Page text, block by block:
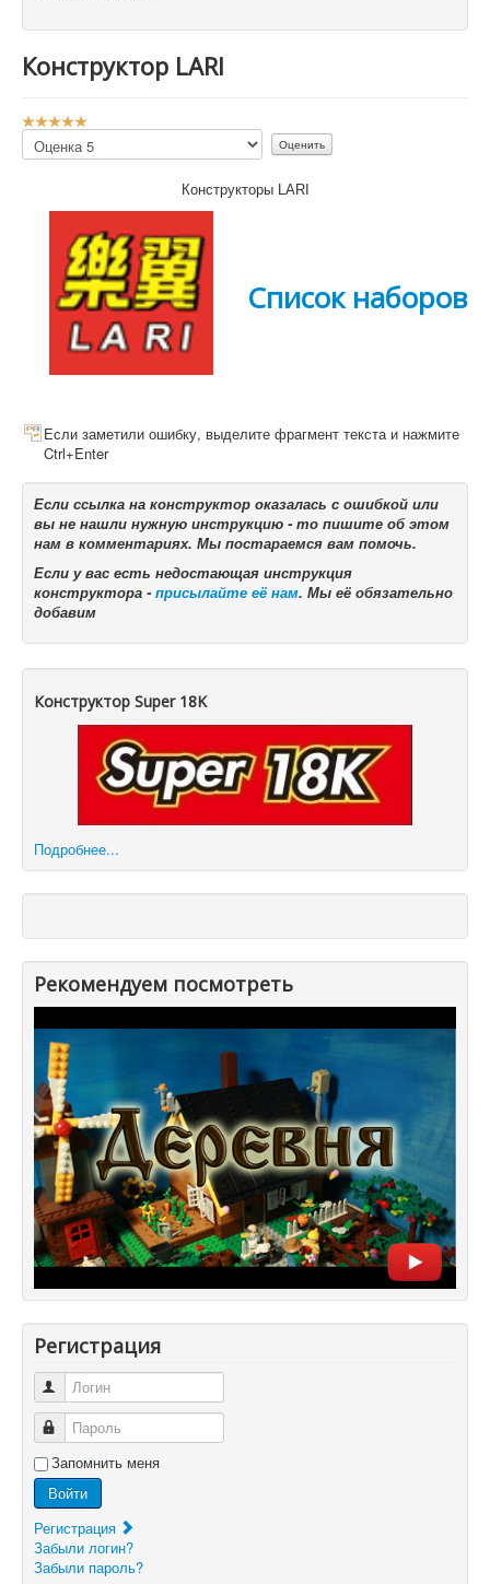
Конструктор LARI
Р
е
й
Пожалуйста,
оцените
Конструкторы LARI
Список наборов
Если заметили ошибку, выделите фрагмент текста и нажмите
Ctrl+Enter
Если ссылка на конструктор оказалась с ошибкой или
вы не нашли нужную инструкцию - то пишите об этом
нам в комментариях. Мы постараемся вам помочь.
Если у вас есть недостающая инструкция
конструктора -присылайте её нам. Мы её обязательно
добавим
Конструктор Super 18K
Подробнее...
Рекомендуем посмотреть
Регистрация
Логин
Пароль
Запомнить меня
Войти
Регистрация
Забыли логин?
Забыли пароль?